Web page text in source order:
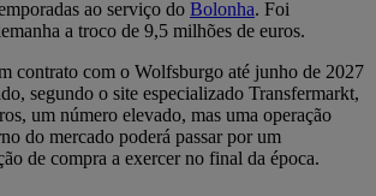
ao serviço do Bolonha. Foi
a troco de 9,5 milhões de euros.
contrato com o Wolfsburgo até junho de 2027
segundo o site especializado Transfermarkt,
um número elevado, mas uma operação
do mercado poderá passar por um
de compra a exercer no final da época.